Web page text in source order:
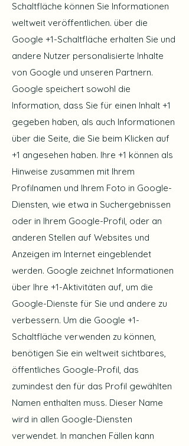
Schaltfläche können Sie Informationen
weltweit veröffentlichen. über die
Google +1-Schaltfläche erhalten Sie und
andere Nutzer personalisierte Inhalte
von Google und unseren Partnern.
Google speichert sowohl die
Information, dass Sie für einen Inhalt +1
gegeben haben, als auch Informationen
über die Seite, die Sie beim Klicken auf
+1 angesehen haben. Ihre +1 können als
Hinweise zusammen mit Ihrem
Profilnamen und Ihrem Foto in Google-
Diensten, wie etwa in Suchergebnissen
oder in Ihrem Google-Profil, oder an
anderen Stellen auf Websites und
Anzeigen im Internet eingeblendet
werden. Google zeichnet Informationen
über Ihre +1-Aktivitäten auf, um die
Google-Dienste für Sie und andere zu
verbessern. Um die Google +1-
Schaltfläche verwenden zu können,
benötigen Sie ein weltweit sichtbares,
öffentliches Google-Profil, das
zumindest den für das Profil gewählten
Namen enthalten muss. Dieser Name
wird in allen Google-Diensten
verwendet. In manchen Fällen kann